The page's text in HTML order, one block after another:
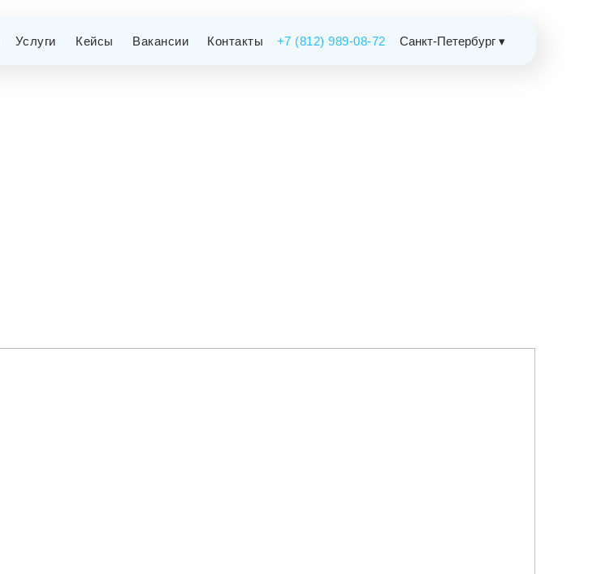
Услуги Кейсы Контакты +7 (812) 989-08-72
Вакансии Санкт-Петербург ▾